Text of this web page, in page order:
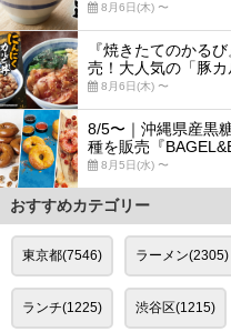
8月6日(木) 〜
『焼きたてのかる
売！大人気の「豚
8月6日(木) 〜
8/5〜｜沖縄県産黒
種を販売『
8月5日(水) 〜
おすすめカテゴリー
東京都(7546) ラーメン(2305)
ランチ(1225) 渋谷区(1215)